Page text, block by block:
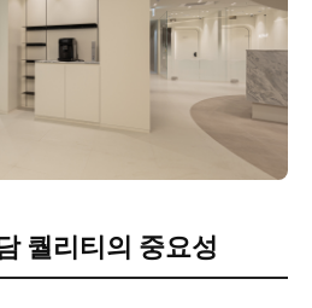
퀄리티의 중요성